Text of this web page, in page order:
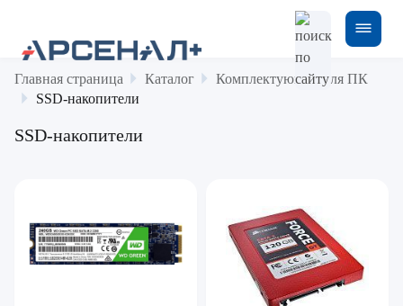
Главная страница Каталог
Комплектующие для ПК
SSD-накопители
SSD-накопители